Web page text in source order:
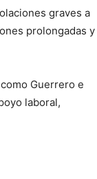
graves a
prolongadas y
Guerrero e
laboral,